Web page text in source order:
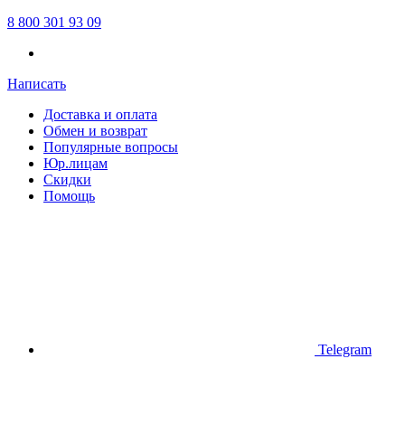
8 800 301 93 09
Написать
Доставка и оплата
Обмен и возврат
Популярные вопросы
Юр.лицам
Скидки
Помощь
Telegram